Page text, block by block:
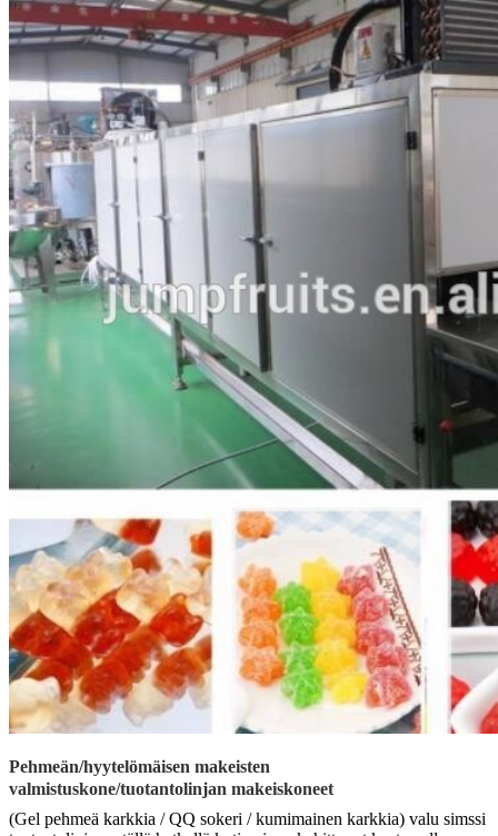
Pehmeän/hyytelömäisen makeisten
valmistuskone/tuotantolinjan makeiskoneet
(Gel pehmeä karkkia / QQ sokeri / kumimainen karkkia) valu simssi